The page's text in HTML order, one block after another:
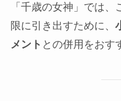
「千歳の女神」では
限に引き出すために、
メント との併用をおす